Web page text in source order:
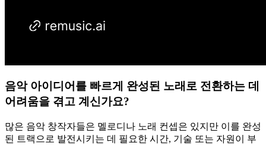
음악 아이디어를 빠르게 완성된 노래로 전환하는 데
어려움을 겪고 계신가요?
많은 음악 창작자들은 멜로디나 노래 컨셉은 있지만 이를 완성
된 트랙으로 발전시키는 데 필요한 시간, 기술 또는 자원이 부